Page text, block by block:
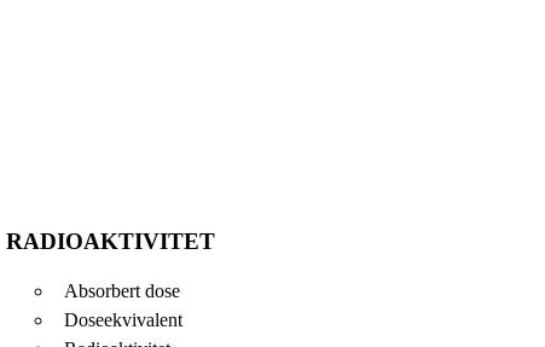
RADIOAKTIVITET
Absorbert dose
Doseekvivalent